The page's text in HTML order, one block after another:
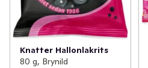
Knatter Hallonlakrits
80 g, Brynild